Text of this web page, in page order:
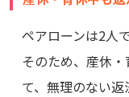
ペアローンは2人
そのため、産休
て、無理のない返